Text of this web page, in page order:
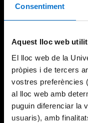
Consentiment
Aquest lloc web
El lloc web de la
pròpies i de tercers
vostres preferències
al lloc web amb
puguin diferenciar la
usuaris), amb